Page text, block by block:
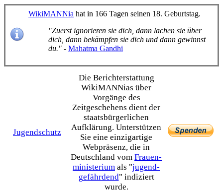
WikiMANNia hat in 166 Tagen seinen 18. Geburtstag.
"Zuerst ignorieren sie dich, dann lachen sie über
dich, dann bekämpfen sie dich und dann gewinnst
du." - Mahatma Gandhi
Jugendschutz
Die Bericht­erstattung
WikiMANNias über
Vorgänge des
Zeitgeschehens dient der
staats­bürgerlichen
Aufklärung. Unterstützen
Sie eine einzig­artige
Webpräsenz, die in
Deutschland vom Frauen­
ministerium als "jugend­
gefährdend" indiziert
wurde.